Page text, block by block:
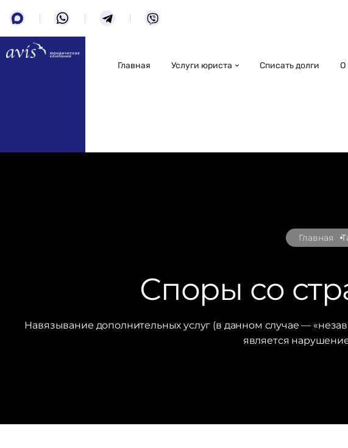
Главная Услуги юриста Списать долги О
Главная
Споры со
Навязывание дополнительных услуг (в данном случае —
является